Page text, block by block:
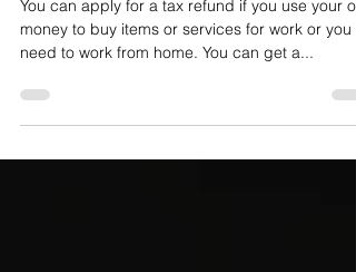
Tax Relief
You can apply for a tax refund if you use your
need to work from home. You can get a...